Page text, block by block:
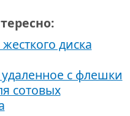
диска
удаленное с флешки
сотовых